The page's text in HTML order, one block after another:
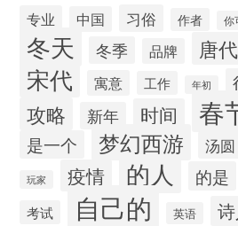
专业 中国 习俗 作者 你
冬天 冬季 品牌 唐代
宋代 寓意 工作 年初
攻略 新年 时间 春
是一个 梦幻西游 汤圆
玩家 疫情 的人 的是
考试 自己的 英语